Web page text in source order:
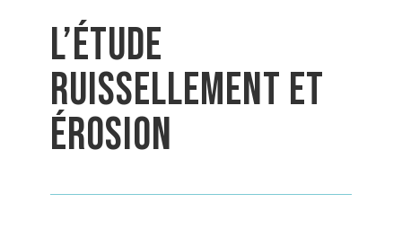
L’étude
ruissellement et
érosion